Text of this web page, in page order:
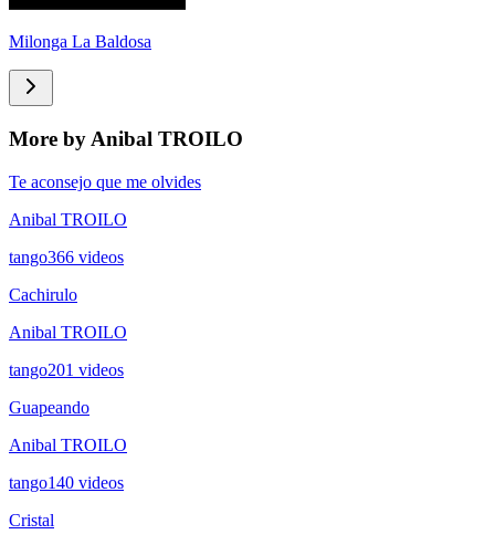
Milonga La Baldosa
More by Anibal TROILO
Te aconsejo que me olvides
Anibal TROILO
tango366 videos
Cachirulo
Anibal TROILO
tango201 videos
Guapeando
Anibal TROILO
tango140 videos
Cristal